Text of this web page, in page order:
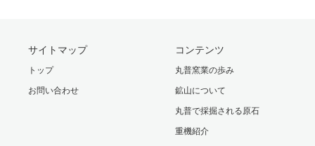
サイトマップ
トップ
お問い合わせ
コンテンツ
丸普窯業の歩み
鉱山について
丸普で採掘される原石
重機紹介